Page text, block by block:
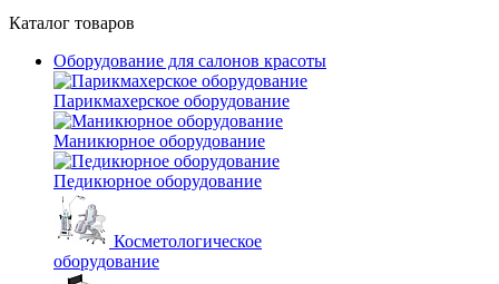
Каталог товаров
Оборудование для салонов красоты
Парикмахерское оборудование
Маникюрное оборудование
Педикюрное оборудование
Косметологическое
оборудование